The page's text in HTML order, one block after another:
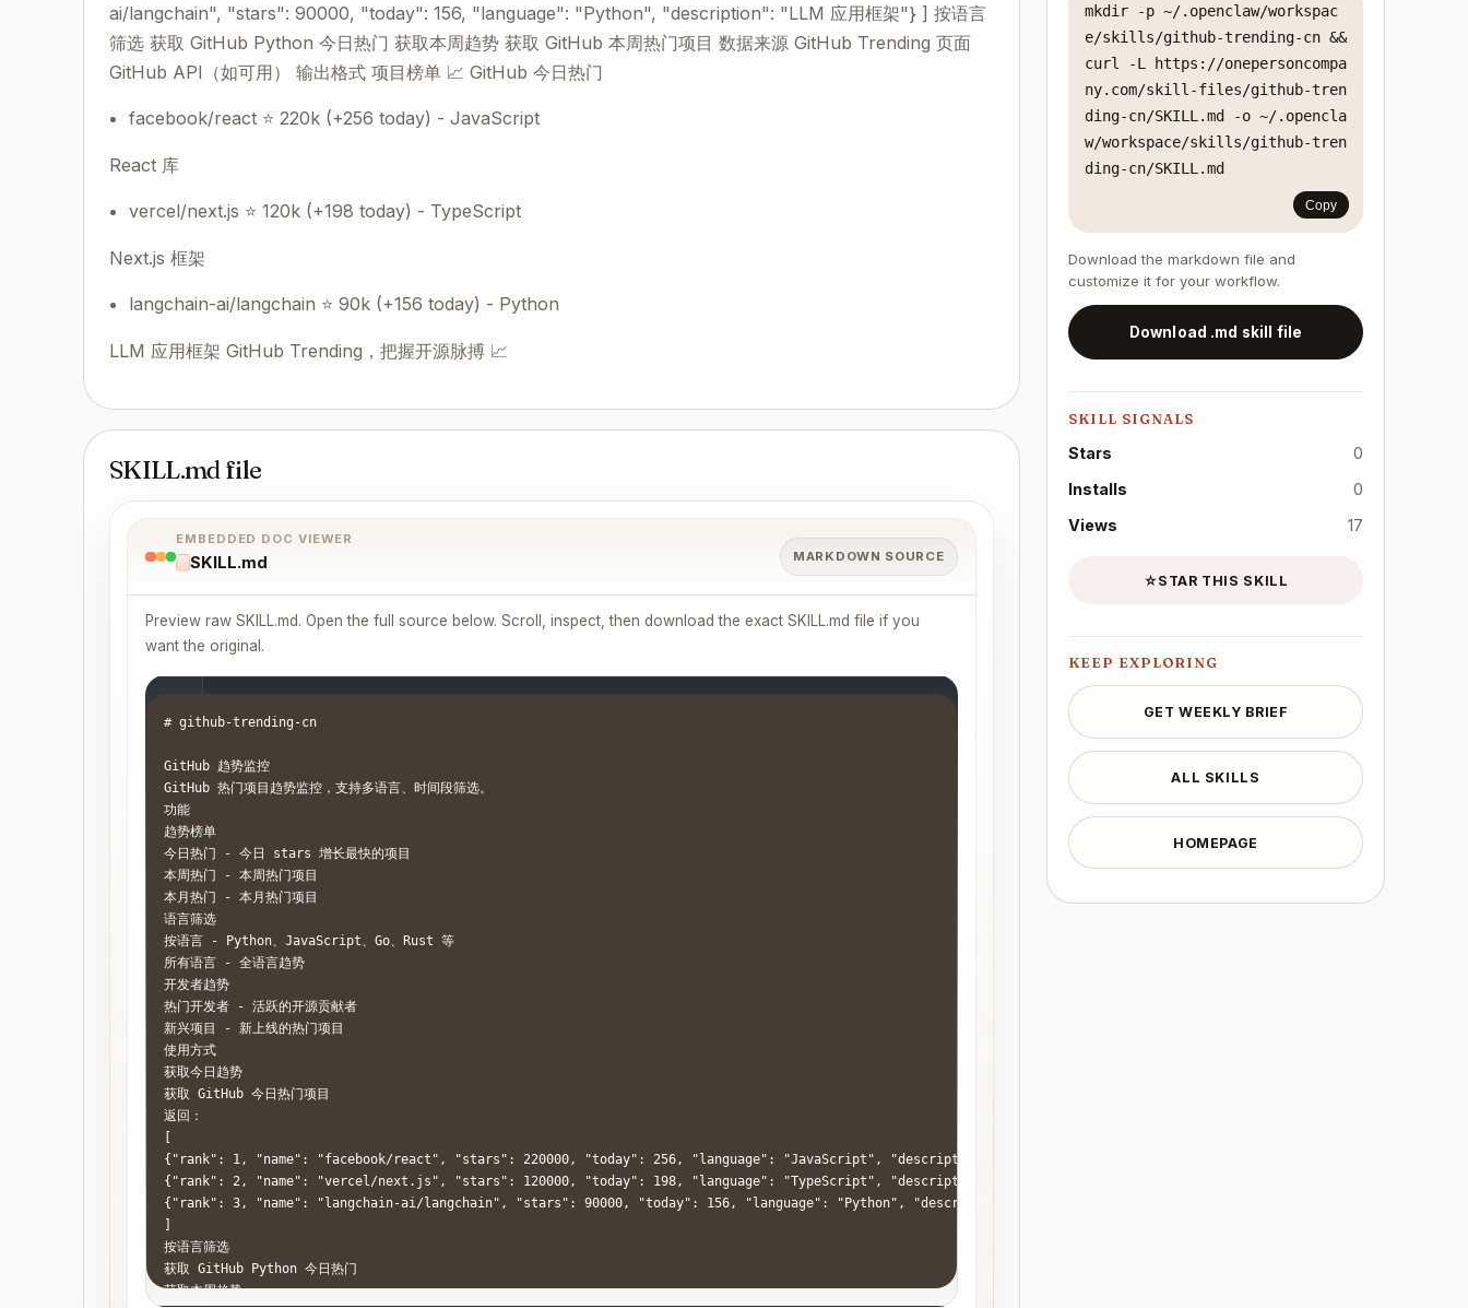
ai/langchain", "stars": 90000, "today": 156, "language": "Python", "description": "LLM 应用框架"} ] 按语言
筛选 获取 GitHub Python 今日热门 获取本周趋势 获取 GitHub 本周热门项目 数据来源 GitHub Trending 页面
GitHub API（如可用） 输出格式 项目榜单 📈 GitHub 今日热门
facebook/react ⭐ 220k (+256 today) - JavaScript
React 库
vercel/next.js ⭐ 120k (+198 today) - TypeScript
Next.js 框架
langchain-ai/langchain ⭐ 90k (+156 today) - Python
LLM 应用框架 GitHub Trending，把握开源脉搏 📈
SKILL.md file
EMBEDDED DOC VIEWER
SKILL.md MARKDOWN SOURCE
Preview raw SKILL.md. Open the full source below. Scroll, inspect, then download the exact SKILL.md file if you
want the original.
# github-trending-cn
GitHub 趋势监控
GitHub 热门项目趋势监控，支持多语言、时间段筛选。
功能
趋势榜单
今日热门 - 今日 stars 增长最快的项目
本周热门 - 本周热门项目
本月热门 - 本月热门项目
语言筛选
按语言 - Python、JavaScript、Go、Rust 等
所有语言 - 全语言趋势
开发者趋势
热门开发者 - 活跃的开源贡献者
新兴项目 - 新上线的热门项目
使用方式
获取今日趋势
获取 GitHub 今日热门项目
返回：
{"rank": 1, "name": "facebook/react", "stars": 220000, "today": 256, "language": "JavaScript", "description": "React 库"},
{"rank": 2, "name": "vercel/next.js", "stars": 120000, "today": 198, "language": "TypeScript", "description": "Next.js 框架"},
{"rank": 3, "name": "langchain-ai/langchain", "stars": 90000, "today": 156, "language": "Python", "description": "LLM 应用框架"}
按语言筛选
获取 GitHub Python 今日热门
获取本周趋势
mkdir -p ~/.openclaw/workspac
e/skills/github-trending-cn &&
curl -L https://onepersoncompa
ny.com/skill-files/github-tren
ding-cn/SKILL.md -o ~/.opencla
w/workspace/skills/github-tren
ding-cn/SKILL.md
Copy
Download the markdown file and
customize it for your workflow.
Download .md skill file
SKILL SIGNALS
Stars
0
Installs
0
Views
17
☆STAR THIS SKILL
KEEP EXPLORING
GET WEEKLY BRIEF
ALL SKILLS
HOMEPAGE